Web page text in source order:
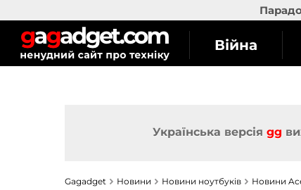
Війна
Українська версія gg
Gagadget Новини Новини ноутбуків Новини